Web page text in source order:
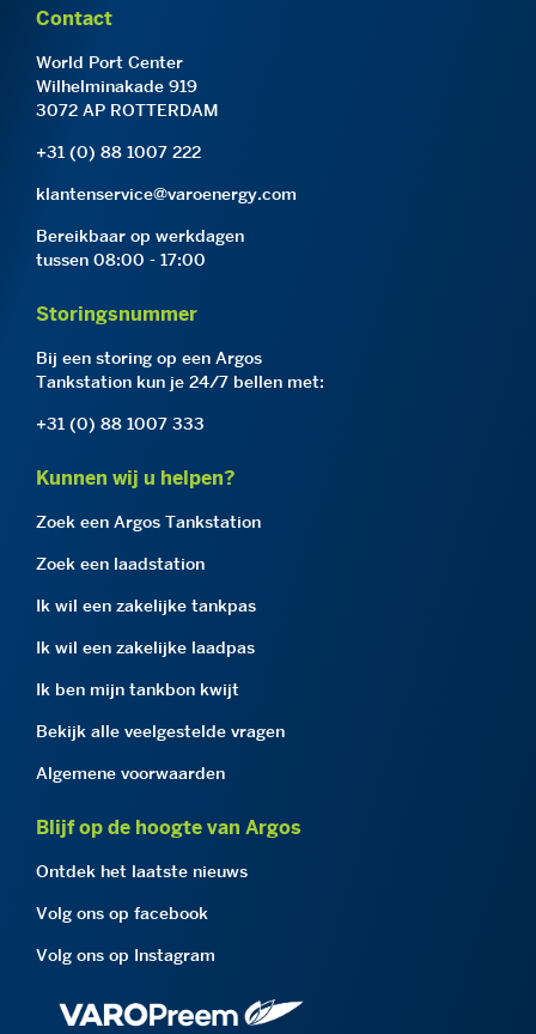
Contact
World Port Center
Wilhelminakade 919
3072 AP ROTTERDAM
+31 (0) 88 1007 222
klantenservice@varoenergy.com
Bereikbaar op werkdagen
tussen 08:00 - 17:00
Storingsnummer
Bij een storing op een Argos
Tankstation kun je 24/7 bellen met:
+31 (0) 88 1007 333
Kunnen wij u helpen?
Zoek een Argos Tankstation
Zoek een laadstation
Ik wil een zakelijke tankpas
Ik wil een zakelijke laadpas
Ik ben mijn tankbon kwijt
Bekijk alle veelgestelde vragen
Algemene voorwaarden
Blijf op de hoogte van Argos
Ontdek het laatste nieuws
Volg ons op facebook
Volg ons op Instagram